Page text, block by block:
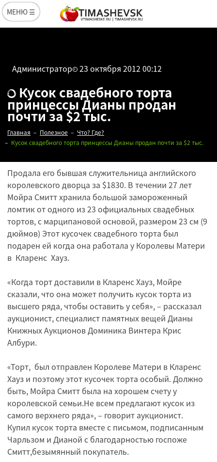
МЕНЮ ☰
Администратор 23 октября 2012 00:12
Кусок свадебного торта
принцессы Дианы продан
почти за $2 тыс.
Главная Полезное
Что? Где?
Кусок свадебного торта принцессы Дианы продан почти за $2 тыс.
Продала его бывшая служительница английского
королевского дворца за $1830. В течении 27 лет
Мойра Смитт хранила большой замороженный
ломтик от одного из 23 официальных свадебных
тортов, с марципановой основой, размером 23 см (9
дюймов) Этот кусочек свадебного торта был
подарен ей когда она работала у Королевы Матери
в Кларенс Хауз.
«Когда торт доставили в Кларенс Хауз, Мойре
сказали, что она может получить кусок торта из
высшего ряда, чтобы оставить у себя», – рассказал
аукционист, специалист памятных вещей Дианы
Книжных Аукционов Доминика Винтера Крис
Албури.
«Торт, был отправлен Королеве Матери в Кларенс
Хауз и поэтому этот кусочек торта особый. Должно
быть, Мойра Смитт была на хорошем счету у
королевской семьи.Не всем предлагают кусок из
самого верхнего ряда», – говорит аукционист.
Купил кусок торта вместе с письмом, подписанным
Чарльзом и Дианой с благодарностью госпоже
Смитт,безымянный покупатель.